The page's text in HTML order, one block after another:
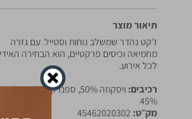
תיאור מוצר
ז’קט נהדר שמשלב נוחות וסטייל. עם גזרה
מחמיאה וכיסים פרקטיים, הוא הבחירה
לכל אירוע.
רכיבים:
ויסקוזה 50%, ספנדקס
45%
מק״ט: 45462020302